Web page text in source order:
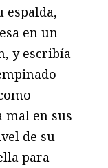
espalda,
en un
y escribía
mal en sus
de su
para